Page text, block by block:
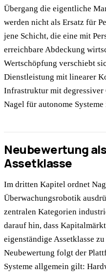
Übergang die eigentliche
werden nicht als Ersatz für
jene Schicht, die eine mit
erreichbare Abdeckung
Wertschöpfung verschiebt
Dienstleistung mit linearer
Infrastruktur mit
Nagel für autonome
Neubewertung
Assetklasse
Im dritten Kapitel ordnet
Überwachungsrobotik
zentralen Kategorien
darauf hin, dass
eigenständige Assetklasse
Neubewertung folgt der
Systeme allgemein gilt: